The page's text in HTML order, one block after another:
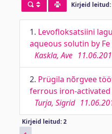
Kirjeid leitud:
1. Levofloksatsiini
aqueous solutin by
Kaskla, Ave
2. Prügila nõrgvee
ferrous iron-
Turja, Sigrid
Kirjeid leitud: 2